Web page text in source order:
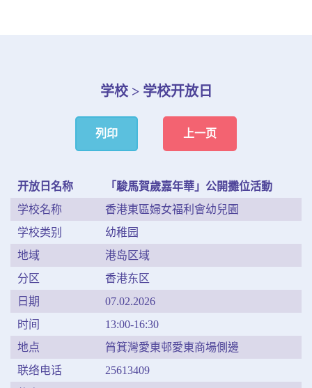
学校 > 学校开放日
列印 上一页
开放日名称
「駿馬賀歲嘉年華」公開攤位活動
学校名称
香港東區婦女福利會幼兒園
学校类别
幼稚园
地域
港岛区域
分区
香港东区
日期
07.02.2026
时间
13:00-16:30
地点
筲箕灣愛東邨愛東商場側邊
联络电话
25613409